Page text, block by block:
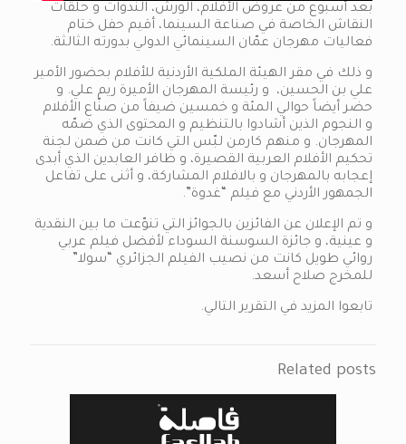
بعد أسبوع من عروض الأفلام، الورش، الندوات و حلقات
النقاش الخاصة في صناعة السينما، أقيم حفل ختام
فعاليات مهرجان عمّان السينمائي الدولي بدورته الثالثة.
و ذلك في مقر الهيئة الملكية الأردنية للأفلام بحضور الأمير
علي بن الحسين، و رئيسة المهرجان الأميرة ريم علي. و
حضر أيضاً حوالي المئة و خمسين ضيفاً من صنّاع الأفلام
و النجوم الذين أشادوا بالتنظيم و المحتوى الذي ضمّه
المهرجان. و منهم كارمن لبّس التي كانت من ضمن لجنة
تحكيم الأفلام العربية القصيرة، و ظافر العابدين الذي أبدى
إعجابه بالمهرجان و بالافلام المشاركة، و أثنى على تفاعل
الجمهور الأردني مع فيلم “غدوة”.
و تم الإعلان عن الفائزين بالجوائز التي تنوّعت ما بين النقدية
و عينية، و جائزة السوسنة السوداء لأفضل فيلم عربي
روائي طويل كانت من نصيب الفيلم الجزائري “سولا”
للمخرج صلاح أسعد.
تابعوا المزيد في التقرير التالي.
Related posts